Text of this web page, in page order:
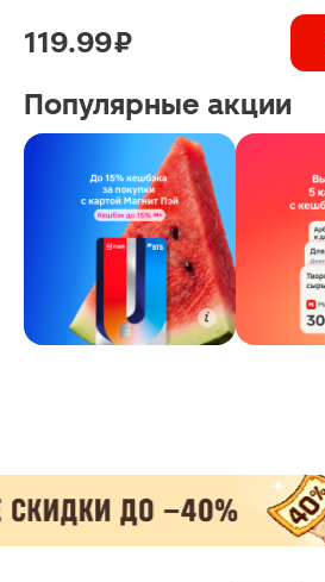
119.99 ₽
Популярные акции